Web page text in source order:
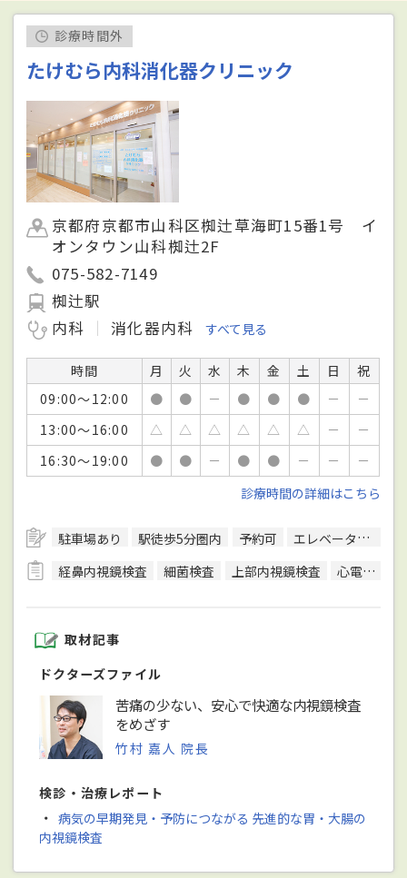
診療時間外
たけむら内科消化器クリニック
京都府京都市山科区椥辻草海町15番1号 イ
オンタウン山科椥辻2F
075-582-7149
椥辻駅
内科
消化器内科 すべて見る
時間 月 火 水 木 金 土 日
祝
09:00～12:00
● ● － ● ● ● －
－
13:00～16:00
△ △ △ △ △ △ －
－
16:30～19:00
● ● － ● ● － －
－
診療時間の詳細はこちら
駐車場あり 駅徒歩5分圏内 予約可
エレベーターあり
経鼻内視鏡検査
細菌検査 上部内視鏡検査 心電図検査
取材記事
ドクターズファイル
苦痛の少ない、安心で快適な内視鏡検査
をめざす
竹村 嘉人 院長
検診・治療レポート
・ 病気の早期発見・予防につながる 先進的な胃・大腸の
内視鏡検査